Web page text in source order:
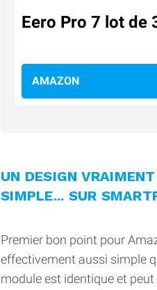
Eero Pro 7 lot de
AMAZON
UN DESIGN
SIMPLE... SUR
Premier bon point pour
effectivement aussi simple
module est identique et